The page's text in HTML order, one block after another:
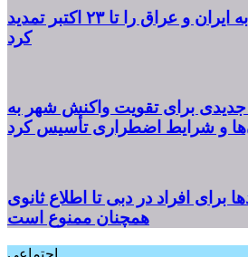
امارات لغو پروازها به ایران و عراق را تا ۲۳ اکتبر تمدید
کرد
جدیدی برای تقویت واکنش شهر به
و شرایط اضطراری تأسیس کرد
برای افراد در دبی تا اطلاع ثانوی
همچنان ممنوع است
اجتماعی